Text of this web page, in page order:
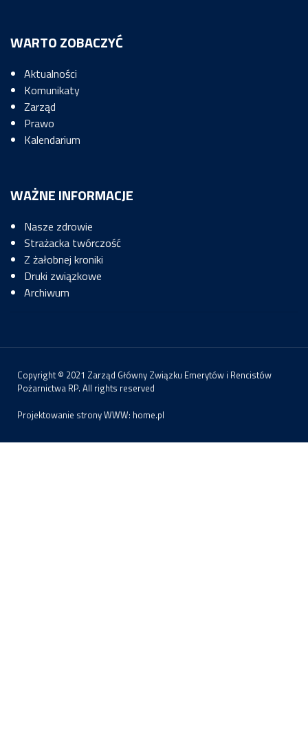
WARTO ZOBACZYĆ
Aktualności
Komunikaty
Zarząd
Prawo
Kalendarium
WAŻNE INFORMACJE
Nasze zdrowie
Strażacka twórczość
Z żałobnej kroniki
Druki związkowe
Archiwum
Copyright © 2021 Zarząd Główny Związku Emerytów i Rencistów
Pożarnictwa RP. All rights reserved
Projektowanie strony WWW: home.pl